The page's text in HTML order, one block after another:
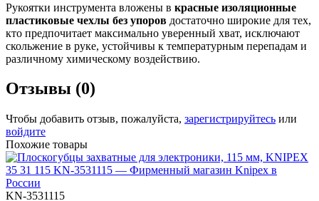
Рукоятки инструмента вложены в красные изоляционные
пластиковые чехлы без упоров достаточно широкие для тех,
кто предпочитает максимально уверенный хват, исключают
скольжение в руке, устойчивы к температурным перепадам и
различному химическому воздействию.
Отзывы (0)
Чтобы добавить отзыв, пожалуйста, зарегистрируйтесь или
войдите
Похожие товары
KN-3531115